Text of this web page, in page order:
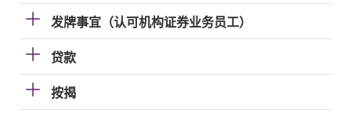
发牌事宜（认可机构证券业务员工）
贷款
按揭